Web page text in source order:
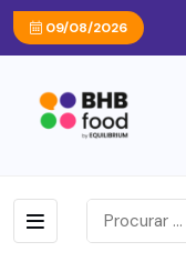
09/08/2026